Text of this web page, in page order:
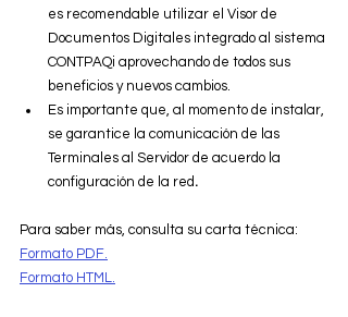
es recomendable utilizar el Visor de
Documentos Digitales integrado al sistema
CONTPAQi aprovechando de todos sus
beneficios y nuevos cambios.
Es importante que, al momento de instalar,
se garantice la comunicación de las
Terminales al Servidor de acuerdo la
configuración de la red .
Para saber más, consulta su carta técnica:
Formato PDF.
Formato HTML.